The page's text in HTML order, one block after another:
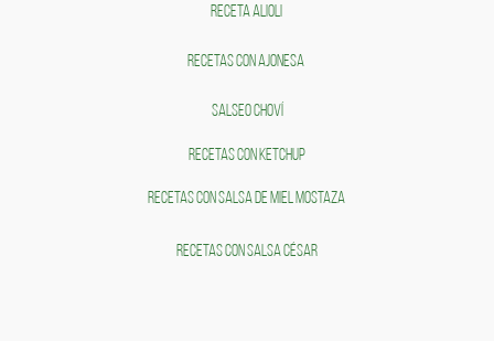
RECETA ALIOLI
RECETAS CON AJONESA
SALSEO CHOVÍ
RECETAS CON KETCHUP
RECETAS CON SALSA DE MIEL MOSTAZA
RECETAS CON SALSA CÉSAR